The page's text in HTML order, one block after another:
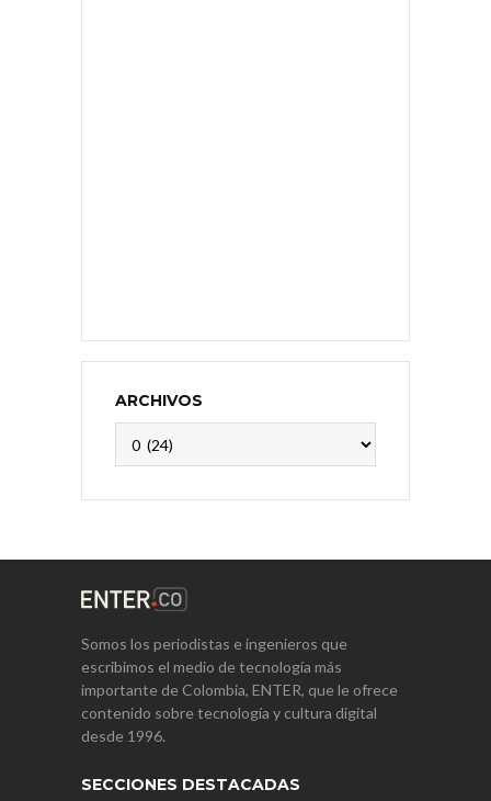
ARCHIVOS
Somos los periodistas e ingenieros que
escribimos el medio de tecnología más
importante de Colombia, ENTER, que le ofrece
contenido sobre tecnología y cultura digital
desde 1996.
SECCIONES DESTACADAS